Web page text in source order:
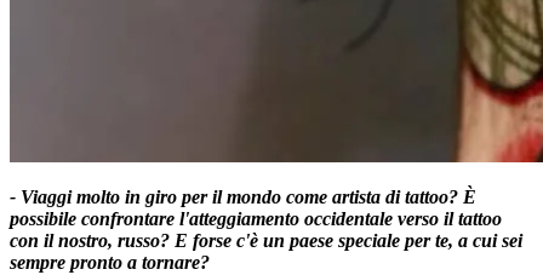
- Viaggi molto in giro per il mondo come artista di tattoo? È
possibile confrontare l'atteggiamento occidentale verso il tattoo
con il nostro, russo? E forse c'è un paese speciale per te, a cui sei
sempre pronto a tornare?